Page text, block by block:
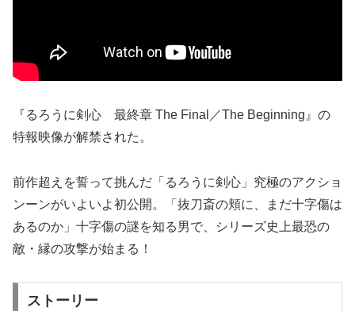
『るろうに剣心 最終章 The Final／The Beginning』の
特報映像が解禁された。
前作超えを誓って挑んだ「るろうに剣心」究極のアクショ
ンーンがいよいよ初公開。「抜刀斎の頬に、まだ十字傷は
あるのか」十字傷の謎を知る男で、シリーズ史上最恐の
敵・縁の攻撃が始まる！
ストーリー